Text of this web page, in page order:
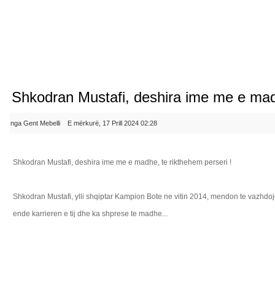
Shkodran Mustafi, deshira ime me e
nga Gent Mebelli E mërkurë, 17 Prill 2024 02:28
Shkodran Mustafi, deshira ime me e madhe, te rikthehem perseri !
Shkodran Mustafi, ylli shqiptar Kampion Bote ne vitin 2014, mendon te
ende karrieren e tij dhe ka shprese te madhe...